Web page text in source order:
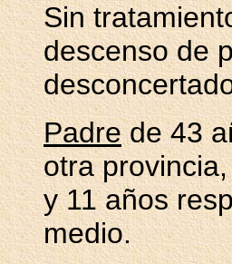
Sin
descenso de
Padre de 43
otra
y 11 años
medio.